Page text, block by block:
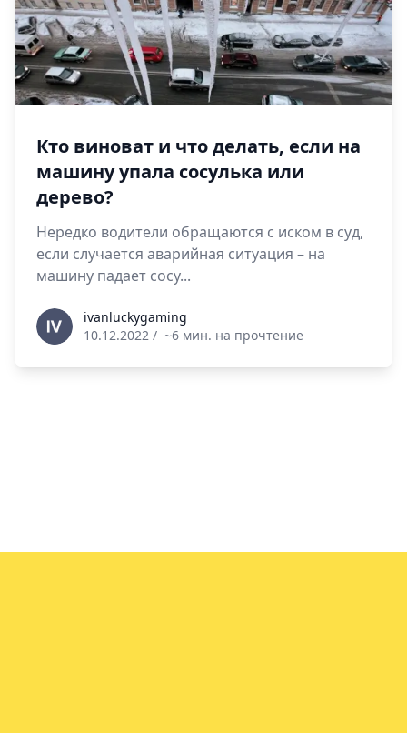
Кто виноват и что делать, если на
машину упала сосулька или
дерево?
Нередко водители обращаются с иском в суд,
если случается аварийная ситуация – на
машину падает сосу...
ivanluckygaming
ivanluckygaming
10.12.2022 / ~6 мин. на прочтение